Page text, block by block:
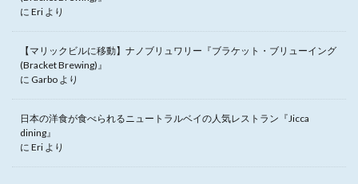
に Eri より
【マリックビルに移動】ナノブリュワリー『ブラケット・ブリューイング
(Bracket Brewing)』
に Garbo より
日本の洋食が食べられるニュートラルベイの人気レストラン『Jicca
dining』
に Eri より